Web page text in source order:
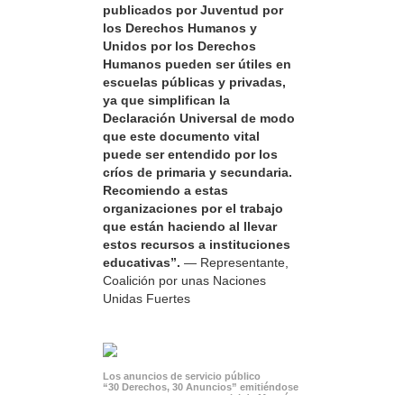
publicados por Juventud por
los Derechos Humanos y
Unidos por los Derechos
Humanos pueden ser útiles en
escuelas públicas y privadas,
ya que simplifican la
Declaración Universal de modo
que este documento vital
puede ser entendido por los
críos de primaria y secundaria.
Recomiendo a estas
organizaciones por el trabajo
que están haciendo al llevar
estos recursos a instituciones
educativas”. — Representante,
Coalición por unas Naciones
Unidas Fuertes
Los anuncios de servicio público
“30 Derechos, 30 Anuncios” emitiéndose